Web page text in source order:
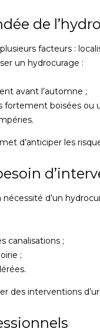
de
facteurs :
un hydrocurage :
avant l’automne ;
boisées ou
d’anticiper les
d’un
canalisations ;
;
des interventions